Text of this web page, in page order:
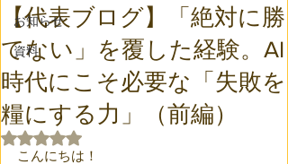
お知らせ
資料
【代表ブログ】「絶対に勝
てない」を覆した経験。AI
時代にこそ必要な「失敗を
糧にする力」（前編）
5つ星のうちNaNと評価されています。
こんにちは！